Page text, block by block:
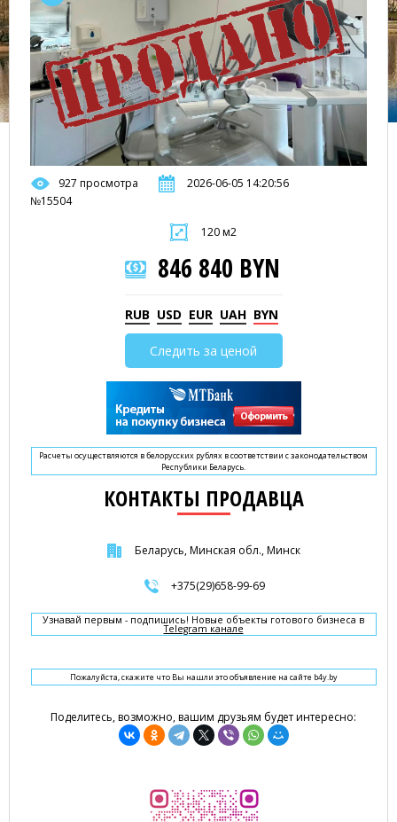
927 просмотра
2026-06-05 14:20:56
№15504
120 м2
846 840 BYN
RUB USD EUR UAH BYN
Следить за ценой
Расчеты осуществляются в белорусских рублях в соответствии с законодательством
Республики Беларусь.
КОНТАКТЫ ПРОДАВЦА
Беларусь, Минская обл., Минск
+375(29)658-99-69
Узнавай первым - подпишись! Новые объекты готового бизнеса в
Telegram канале
Пожалуйста, скажите что Вы нашли это объявление на сайте b4y.by
Поделитесь, возможно, вашим друзьям будет интересно: